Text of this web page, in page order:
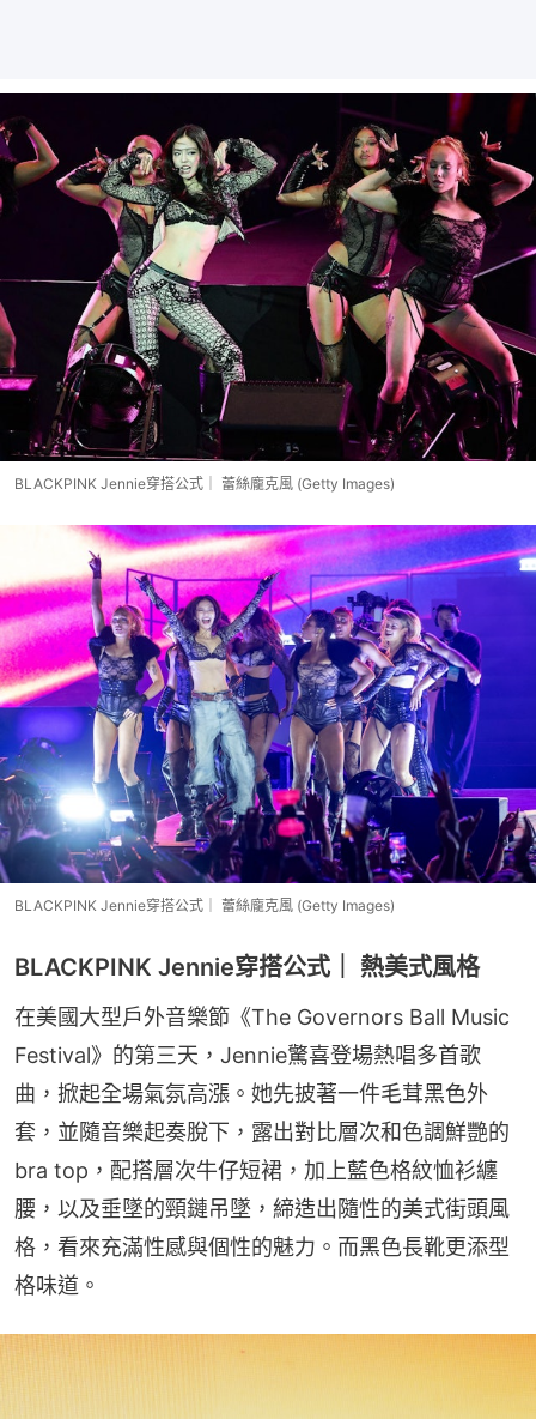
BLACKPINK Jennie穿搭公式｜ 蕾絲龐克風 (Getty Images)
BLACKPINK Jennie穿搭公式｜ 蕾絲龐克風 (Getty Images)
BLACKPINK Jennie穿搭公式｜ 熱美式風格
在美國大型戶外音樂節《The Governors Ball Music
Festival》的第三天，Jennie驚喜登場熱唱多首歌
曲，掀起全場氣氛高漲。她先披著一件毛茸黑色外
套，並隨音樂起奏脫下，露出對比層次和色調鮮艷的
bra top，配搭層次牛仔短裙，加上藍色格紋恤衫纏
腰，以及垂墜的頸鏈吊墜，締造出隨性的美式街頭風
格，看來充滿性感與個性的魅力。而黑色長靴更添型
格味道。